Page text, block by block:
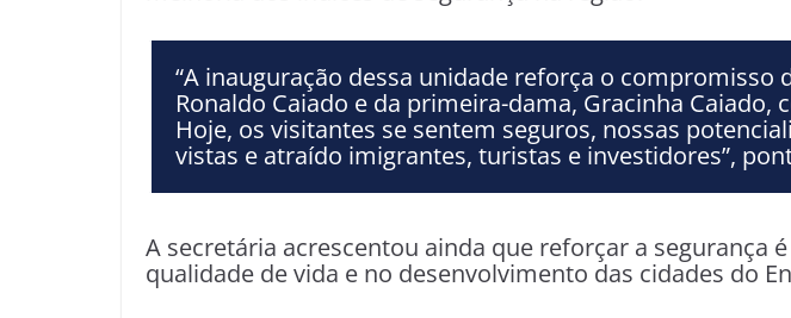
“A inauguração dessa unidade reforça o compromisso
Ronaldo Caiado e da primeira-dama, Gracinha Caiado,
Hoje, os visitantes se sentem seguros, nossas
vistas e atraído imigrantes, turistas e investidores”,
A secretária acrescentou ainda que reforçar a segurança
qualidade de vida e no desenvolvimento das cidades do